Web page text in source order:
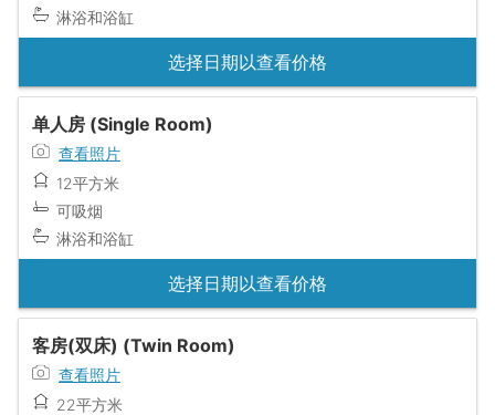
淋浴和浴缸
选择日期以查看价格
单人房 (Single Room)
查看照片
12平方米
可吸烟
淋浴和浴缸
选择日期以查看价格
客房(双床) (Twin Room)
查看照片
22平方米